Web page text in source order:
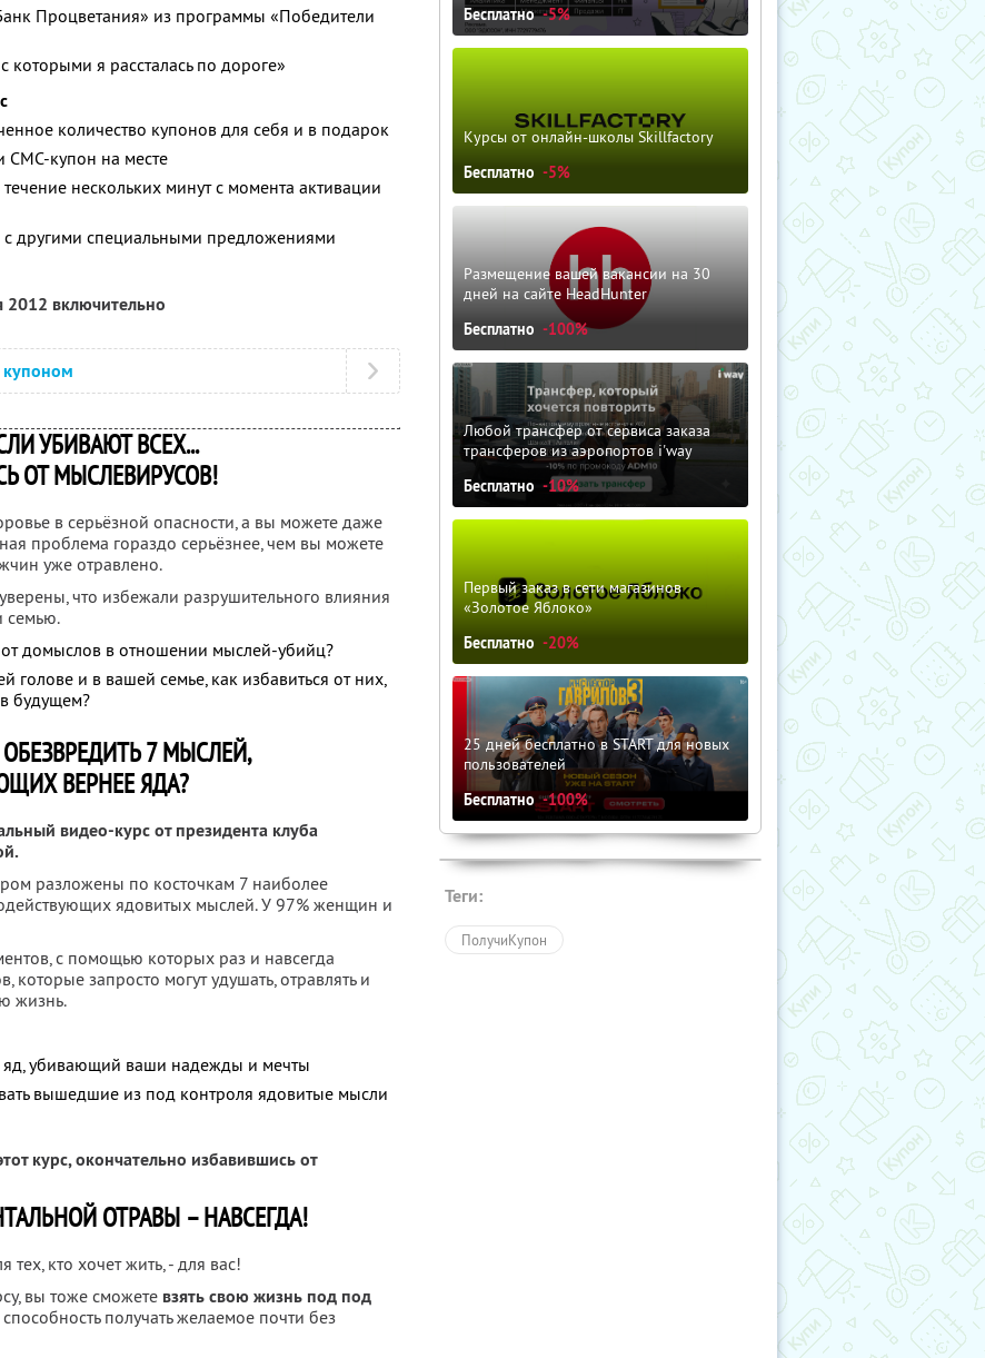
Процветания» из программы «Победители
я рассталась по дороге»
количество купонов для себя и в подарок
СМС-купон на месте
нескольких минут с момента активации
с другими специальными предложениями
2012 включительно
купоном
УБИВАЮТ ВСЕХ...
ОТ МЫСЛЕВИРУСОВ!
в серьёзной опасности, а вы можете даже
проблема гораздо серьёзнее, чем вы можете
уже отравлено.
что избежали разрушительного влияния
семью.
от домыслов в отношении мыслей-убийц?
голове и в вашей семье, как избавиться от них,
будущем?
7 МЫСЛЕЙ,
ВЕРНЕЕ ЯДА?
видео-курс от президента клуба
разложены по косточкам 7 наиболее
ядовитых мыслей. У 97% женщин и
с помощью которых раз и навсегда
которые запросто могут удушать, отравлять и
жизнь.
яд, убивающий ваши надежды и мечты
вышедшие из под контроля ядовитые мысли
курс, окончательно избавившись от
ОТРАВЫ – НАВСЕГДА!
тех, кто хочет жить, - для вас!
вы тоже сможете взять свою жизнь под под
получать желаемое почти без
Бесплатно -5%
Курсы от онлайн-школы Skillfactory
Бесплатно -5%
Размещение вашей вакансии на 30
дней на сайте HeadHunter
Бесплатно -100%
Любой трансфер от сервиса заказа
трансферов из аэропортов i'way
Бесплатно -10%
Первый заказ в сети магазинов
«Золотое Яблоко»
Бесплатно -20%
25 дней бесплатно в START для новых
пользователей
Бесплатно -100%
Теги:
ПолучиКупон